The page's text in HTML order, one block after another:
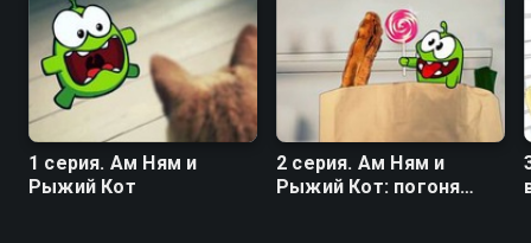
1 серия. Ам Ням и
Рыжий Кот
2 серия. Ам Ням и
Рыжий Кот: погоня